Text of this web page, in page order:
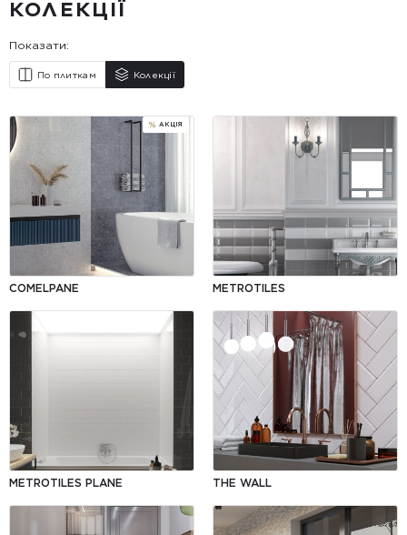
КОЛЕКЦІЇ
Показати:
По плиткам Колекції
АКЦІЯ
COMELPANE METROTILES
METROTILES PLANE THE WALL